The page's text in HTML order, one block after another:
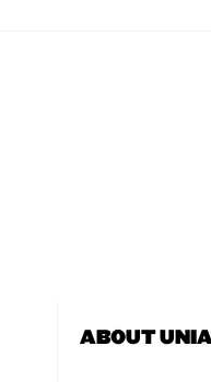
ABOUT